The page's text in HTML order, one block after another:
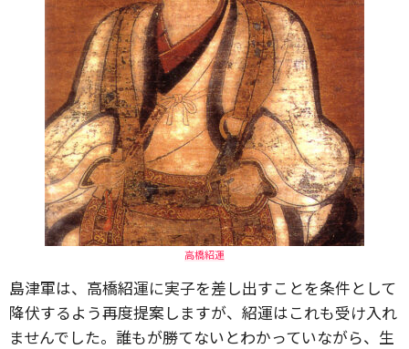
高橋紹運
島津軍は、高橋紹運に実子を差し出すことを条件として
降伏するよう再度提案しますが、紹運はこれも受け入れ
ませんでした。誰もが勝てないとわかっていながら、生